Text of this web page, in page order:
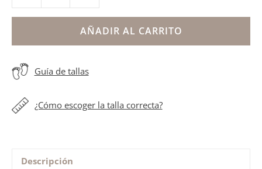
niña
blanca
glitter
AÑADIR AL CARRITO
Guía de tallas
¿Cómo escoger la talla correcta?
Descripción